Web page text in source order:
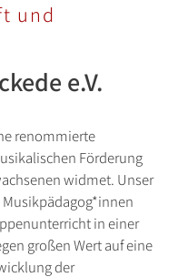
und
e.V.
renommierte
Förderung
widmet. Unser
in einer
großen Wert auf eine
der